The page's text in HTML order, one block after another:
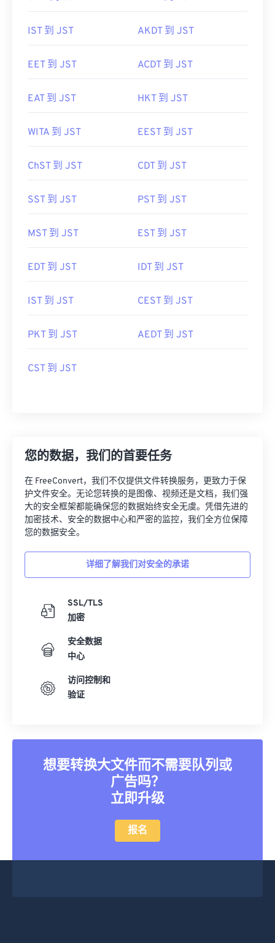
IST 到 JST AKDT 到 JST
EET 到 JST ACDT 到 JST
EAT 到 JST HKT 到 JST
WITA 到 JST EEST 到 JST
ChST 到 JST CDT 到 JST
SST 到 JST PST 到 JST
MST 到 JST EST 到 JST
EDT 到 JST IDT 到 JST
IST 到 JST CEST 到 JST
PKT 到 JST AEDT 到 JST
CST 到 JST
您的数据，我们的首要任务
在 FreeConvert，我们不仅提供文件转换服务，更致力于保
护文件安全。无论您转换的是图像、视频还是文档，我们强
大的安全框架都能确保您的数据始终安全无虞。凭借先进的
加密技术、安全的数据中心和严密的监控，我们全方位保障
您的数据安全。
详细了解我们对安全的承诺
SSL/TLS
加密
安全数据
中心
访问控制和
验证
想要转换大文件而不需要队列或
广告吗？
立即升级
报名